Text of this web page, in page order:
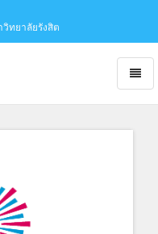
ทยาลัยรังสิต